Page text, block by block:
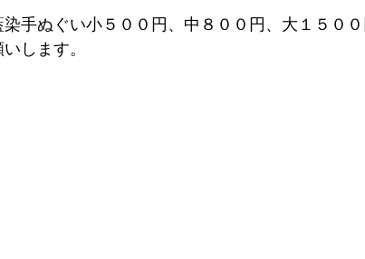
手ぬぐい小５００円、中８００円、大１５０
します。